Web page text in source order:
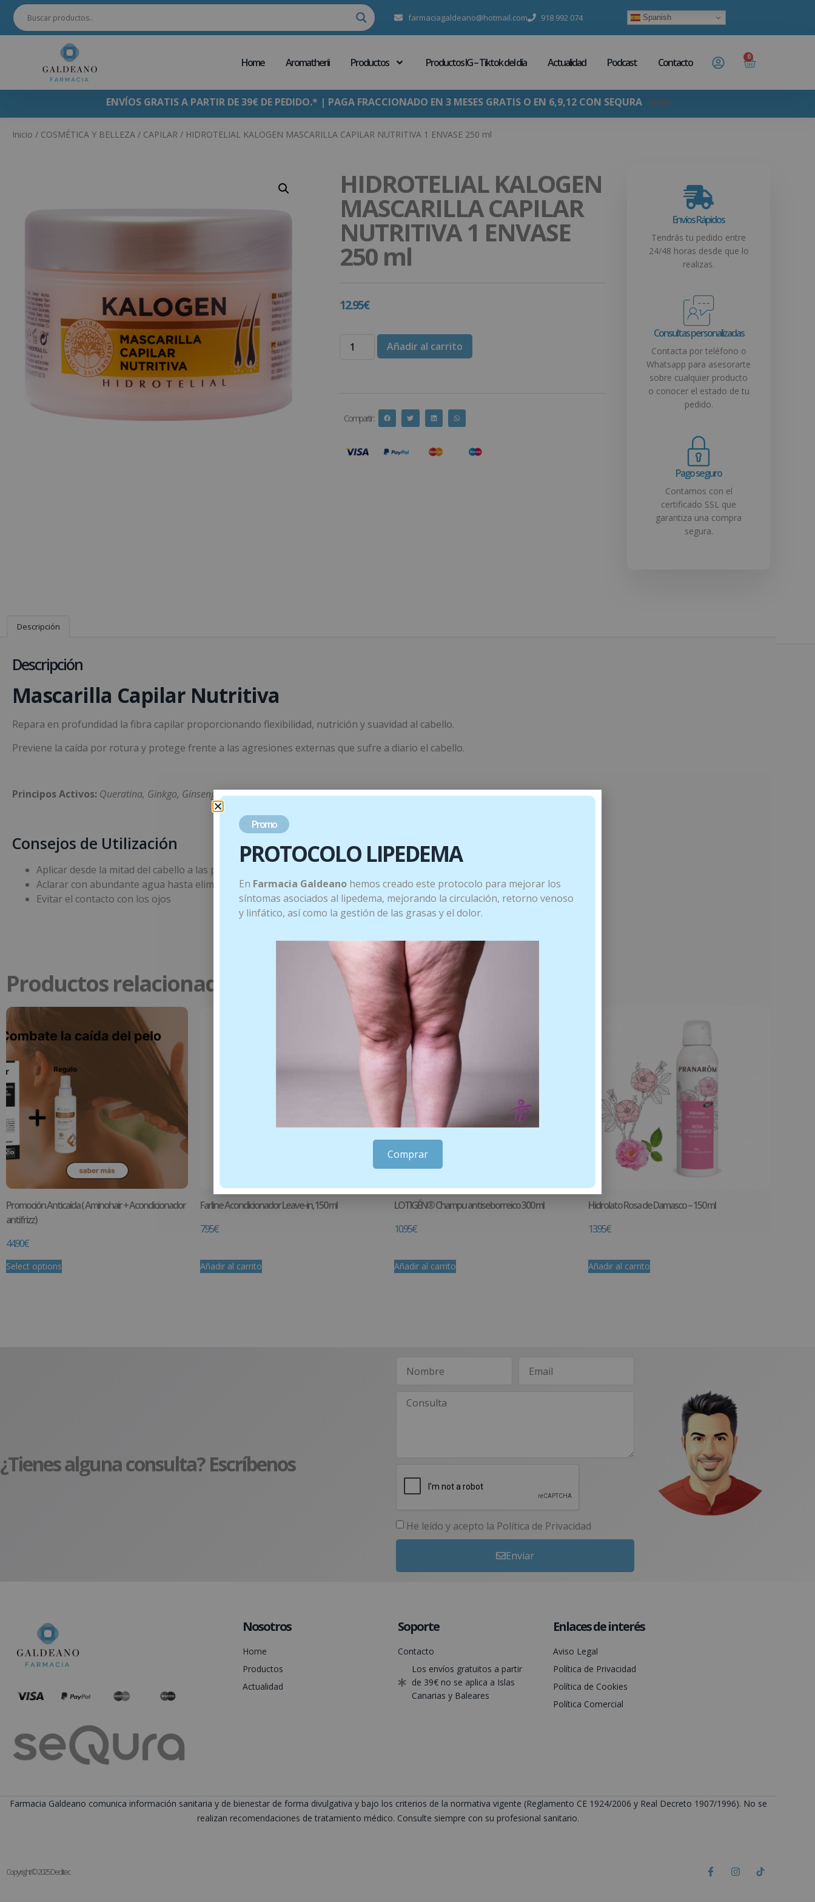
farmaciagaldeano@hotmail.com 918 992 074 Spanish
Home Aromatherii Productos Productos IG – Tiktok del día Actualidad Podcast Contacto 0
ENVÍOS GRATIS A PARTIR DE 39€ DE PEDIDO.* | PAGA FRACCIONADO EN 3 MESES GRATIS O EN 6,9,12 CON SEQURA +info
Inicio / COSMÉTICA Y BELLEZA / CAPILAR / HIDROTELIAL KALOGEN MASCARILLA CAPILAR NUTRITIVA 1 ENVASE 250 ml
HIDROTELIAL KALOGEN
MASCARILLA CAPILAR
NUTRITIVA 1 ENVASE
250 ml
12.95€
Añadir al carrito
Compartir :
Envíos Rápidos
Tendrás tu pedido entre
24/48 horas desde que lo
realizas.
Consultas personalizadas
Contacta por teléfono o
Whatsapp para asesorarte
sobre cualquier producto
o conocer el estado de tu
pedido.
Pago seguro
Contamos con el
certificado SSL que
garantiza una compra
segura.
Descripción
Descripción
Mascarilla Capilar Nutritiva
Repara en profundidad la fibra capilar proporcionando flexibilidad, nutrición y suavidad al cabello.
Previene la caída por rotura y protege frente a las agresiones externas que sufre a diario el cabello.
Principos Activos: Queratina, Ginkgo, Ginseng, Manteca de Karité, Aceite de Babasú.
Consejos de Utilización
Aplicar desde la mitad del cabello a las puntas y dejar actuar durante 2-3 minutos.
Aclarar con abundante agua hasta eliminar restos del producto.
Evitar el contacto con los ojos
Productos relacionados
Promoción Anticaída ( Aminohair + Acondicionador
antifrizz)
44.90€
Select options
Farline Acondicionador Leave-in, 150 ml
7.95€
Añadir al carrito
LOTIGÉN® Champu antiseborreico 300 ml
10.95€
Añadir al carrito
Hidrolato Rosa de Damasco – 150 ml
13.95€
Añadir al carrito
¿Tienes alguna consulta? Escríbenos
He leído y acepto la Política de Privacidad
Enviar
Nosotros
Home
Productos
Actualidad
Soporte
Contacto
Los envíos gratuitos a partir
de 39€ no se aplica a Islas
Canarias y Baleares
Enlaces de interés
Aviso Legal
Política de Privacidad
Política de Cookies
Política Comercial
Farmacia Galdeano comunica información sanitaria y de bienestar de forma divulgativa y bajo los criterios de la normativa vigente (Reglamento CE 1924/2006 y Real Decreto 1907/1996). No se
realizan recomendaciones de tratamiento médico. Consulte siempre con su profesional sanitario.
Copyright © 2025 Deditec
Promo
PROTOCOLO LIPEDEMA
En Farmacia Galdeano hemos creado este protocolo para mejorar los
síntomas asociados al lipedema, mejorando la circulación, retorno venoso
y linfático, así como la gestión de las grasas y el dolor.
Comprar